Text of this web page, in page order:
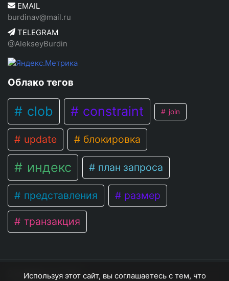
EMAIL
burdinav@mail.ru
TELEGRAM
@AlekseyBurdin
Облако тегов
clob constraint join
update блокировка
индекс план запроса
представления размер
транзакция
OracleNote © 2026
Используя этот сайт, вы соглашаетесь с тем, что